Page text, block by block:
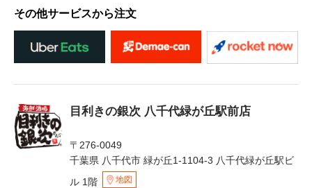
その他サービスから注文
目利きの銀次 八千代緑が丘駅前店
〒276-0049
千葉県 八千代市 緑が丘1-1104-3 八千代緑が丘駅ビ
ル 1階
地図